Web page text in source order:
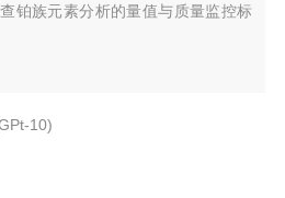
铂族元素分析的量值与质量监控标
10)